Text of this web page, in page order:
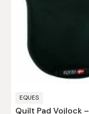
EQUES
Quilt Pad Vojlock –
Pikeur
Prestige
Professional’s Choice